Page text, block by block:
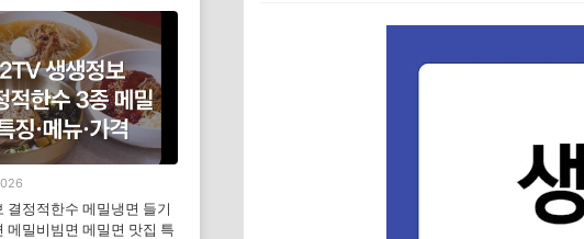
결정적한수 메밀냉면 들기
메밀비빔면 메밀면 맛집 특